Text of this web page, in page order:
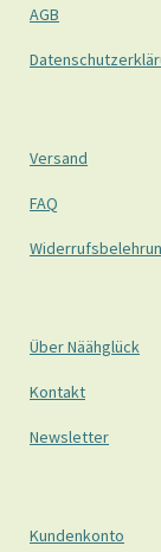
AGB
Versand
FAQ
Über Näähglück
Kontakt
Newsletter
Kundenkonto